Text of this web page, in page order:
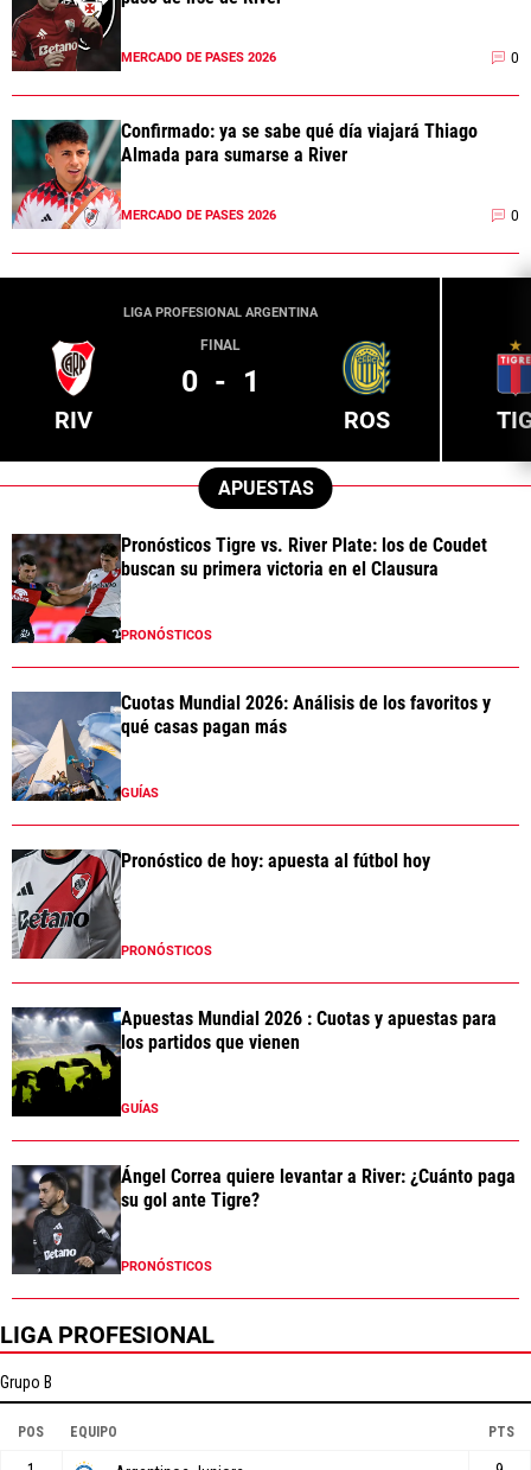
MERCADO DE PASES 2026 0
Confirmado: ya se sabe qué día viajará Thiago
Almada para sumarse a River
MERCADO DE PASES 2026 0
LIGA PROFESIONAL ARGENTINA
RIV
FINAL
0 - 1
ROS
APUESTAS
Pronósticos Tigre vs. River Plate: los de Coudet
buscan su primera victoria en el Clausura
PRONÓSTICOS
Cuotas Mundial 2026: Análisis de los favoritos y
qué casas pagan más
GUÍAS
Pronóstico de hoy: apuesta al fútbol hoy
PRONÓSTICOS
Apuestas Mundial 2026 : Cuotas y apuestas para
los partidos que vienen
GUÍAS
Ángel Correa quiere levantar a River: ¿Cuánto paga
su gol ante Tigre?
PRONÓSTICOS
LIGA PROFESIONAL